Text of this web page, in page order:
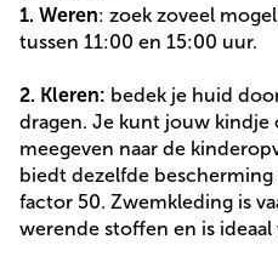
1. Weren: zoek zoveel
tussen 11:00 en 15:00 uur.
2. Kleren: bedek je huid
dragen. Je kunt jouw kindje
meegeven naar de
biedt dezelfde
factor 50. Zwemkleding is
werende stoffen en is